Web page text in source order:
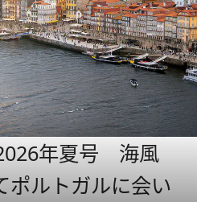
年夏号 海風
ポルトガルに会い